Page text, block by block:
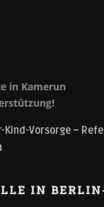
in Kamerun
Kind-Vorsorge –
IN